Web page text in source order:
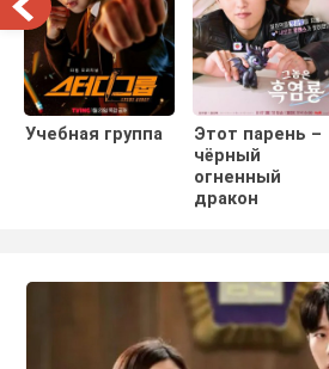
Учебная группа
Этот парень –
чёрный
огненный
дракон